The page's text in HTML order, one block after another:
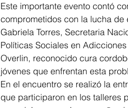
Este importante evento contó
comprometidos con la lucha de
Gabriela Torres, Secretaria
Políticas Sociales en
Overlin, reconocido cura
jóvenes que enfrentan esta
En el encuentro se realizó la
que participaron en los talleres